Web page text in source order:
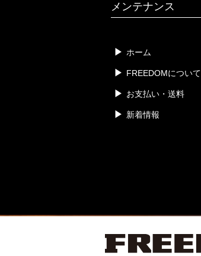
メンテナンス
ホーム
FREEDOMについて
お支払い・送料
新着情報